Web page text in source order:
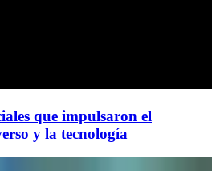
que impulsaron el
y la tecnología